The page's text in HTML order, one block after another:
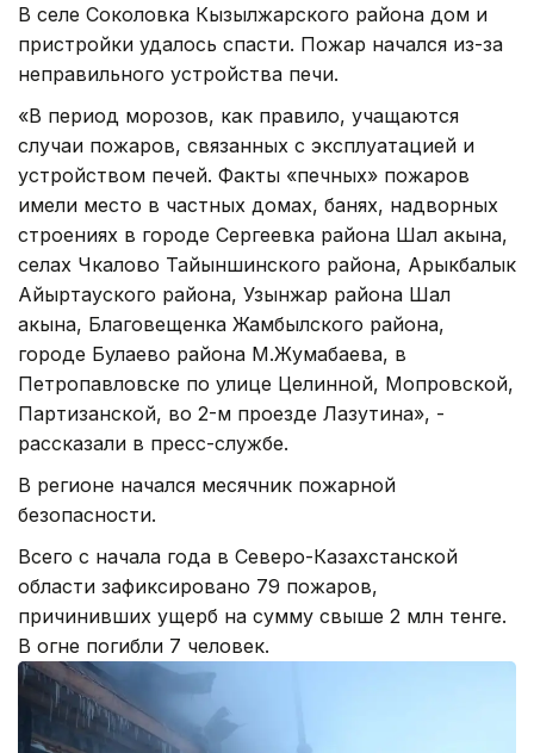
В селе Соколовка Кызылжарского района дом и
пристройки удалось спасти. Пожар начался из-за
неправильного устройства печи.
«В период морозов, как правило, учащаются
случаи пожаров, связанных с эксплуатацией и
устройством печей. Факты «печных» пожаров
имели место в частных домах, банях, надворных
строениях в городе Сергеевка района Шал акына,
селах Чкалово Тайыншинского района, Арыкбалык
Айыртауского района, Узынжар района Шал
акына, Благовещенка Жамбылского района,
городе Булаево района М.Жумабаева, в
Петропавловске по улице Целинной, Мопровской,
Партизанской, во 2-м проезде Лазутина», -
рассказали в пресс-службе.
В регионе начался месячник пожарной
безопасности.
Всего с начала года в Северо-Казахстанской
области зафиксировано 79 пожаров,
причинивших ущерб на сумму свыше 2 млн тенге.
В огне погибли 7 человек.